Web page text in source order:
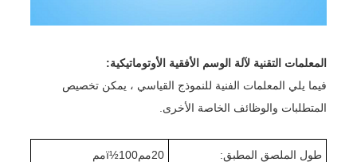
المعلمات التقنية لآلة الوسم الأفقية الأوتوماتيكية:
فيما يلي المعلمات الفنية للنموذج القياسي ، يمكن تخصيص
المتطلبات والوظائف الخاصة الأخرى.
طول الملصق المطبق: 20ممï½100 مم